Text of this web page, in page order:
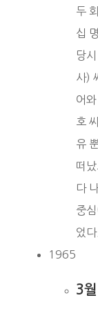
두
십
당
사)
어
호
유
떠
다
중
었다.
1965
3